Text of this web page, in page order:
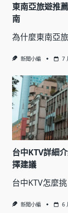
東南亞旅遊推
南
為什麼東南亞
新聞小編 7
台中KTV詳細
擇建議
台中KTV怎麼
新聞小編 6